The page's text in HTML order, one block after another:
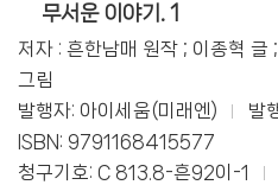
무서운 이야기. 1
저자 : 흔한남매 원작 ; 이종혁 글
그림
발행자: 아이세움(미래엔)
발
ISBN: 9791168415577
청구기호: C 813.8-흔92이-1